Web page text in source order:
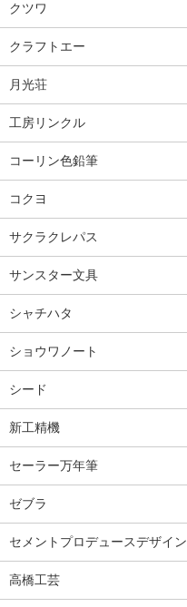
クツワ
クラフトエー
月光荘
工房リンクル
コーリン色鉛筆
コクヨ
サクラクレパス
サンスター文具
シャチハタ
ショウワノート
シード
新工精機
セーラー万年筆
ゼブラ
セメントプロデュースデザイン
高橋工芸